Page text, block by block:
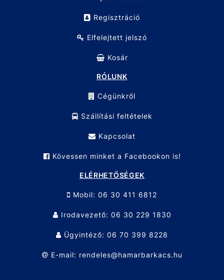
Regisztráció
Elfelejtett jelszó
Kosár
RÓLUNK
Cégünkről
Szállítási feltételek
Kapcsolat
Kövessen minket a Facebookon is!
ELÉRHETŐSÉGEK
Mobil: 06 30 411 6812
Irodavezető: 06 30 229 1830
Ügyintéző: 06 70 399 8228
E-mail: rendeles@hamarbarkacs.hu